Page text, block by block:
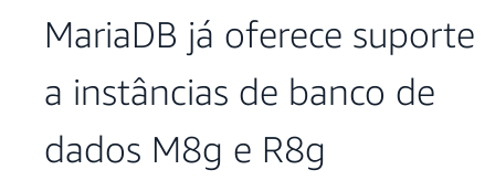
MariaDB já oferece suporte
a instâncias de banco de
dados M8g e R8g